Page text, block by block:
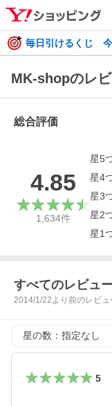
毎日引けるくじ
MK-shopのレ
総合評価
4.85
1,634件
星5
星4
星3
星2
星1
すべてのレビュ
2014/1/22より前のレビ
星の数
5